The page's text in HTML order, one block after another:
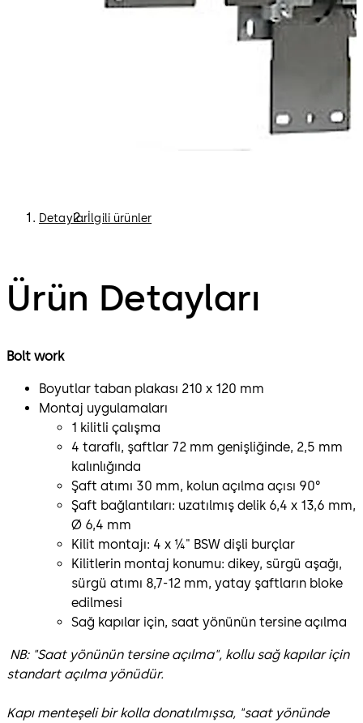
Detaylar İlgili ürünler
Ürün Detayları
Bolt work
Boyutlar taban plakası 210 x 120 mm
Montaj uygulamaları
1 kilitli çalışma
4 taraflı, şaftlar 72 mm genişliğinde, 2,5 mm
kalınlığında
Şaft atımı 30 mm, kolun açılma açısı 90°
Şaft bağlantıları: uzatılmış delik 6,4 x 13,6 mm,
Ø 6,4 mm
Kilit montajı: 4 x ¼" BSW dişli burçlar
Kilitlerin montaj konumu: dikey, sürgü aşağı,
sürgü atımı 8,7-12 mm, yatay şaftların bloke
edilmesi
Sağ kapılar için, saat yönünün tersine açılma
NB: "Saat yönünün tersine açılma", kollu sağ kapılar için
standart açılma yönüdür.
Kapı menteşeli bir kolla donatılmışsa, "saat yönünde